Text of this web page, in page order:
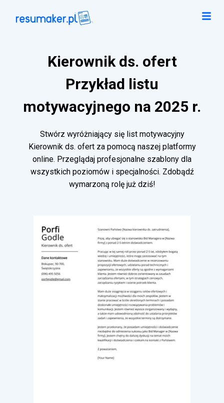
Kierownik ds. ofert
Przykład listu
motywacyjnego na 2025 r.
Stwórz wyróżniający się list motywacyjny
Kierownik ds. ofert za pomocą naszej platformy
online. Przeglądaj profesjonalne szablony dla
wszystkich poziomów i specjalności. Zdobądź
wymarzoną rolę już dziś!